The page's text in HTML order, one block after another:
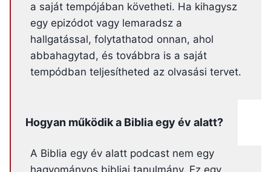
a saját tempójában követheti. Ha kihagysz
egy epizódot vagy lemaradsz a
hallgatással, folytathatod onnan, ahol
abbahagytad, és továbbra is a saját
tempódban teljesítheted az olvasási tervet.
Hogyan működik a Biblia egy év alatt?
A Biblia egy év alatt podcast nem egy